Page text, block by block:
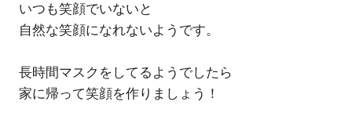
いつも笑顔でいないと
自然な笑顔になれないようです。
長時間マスクをしてるようでしたら
家に帰って笑顔を作りましょう！